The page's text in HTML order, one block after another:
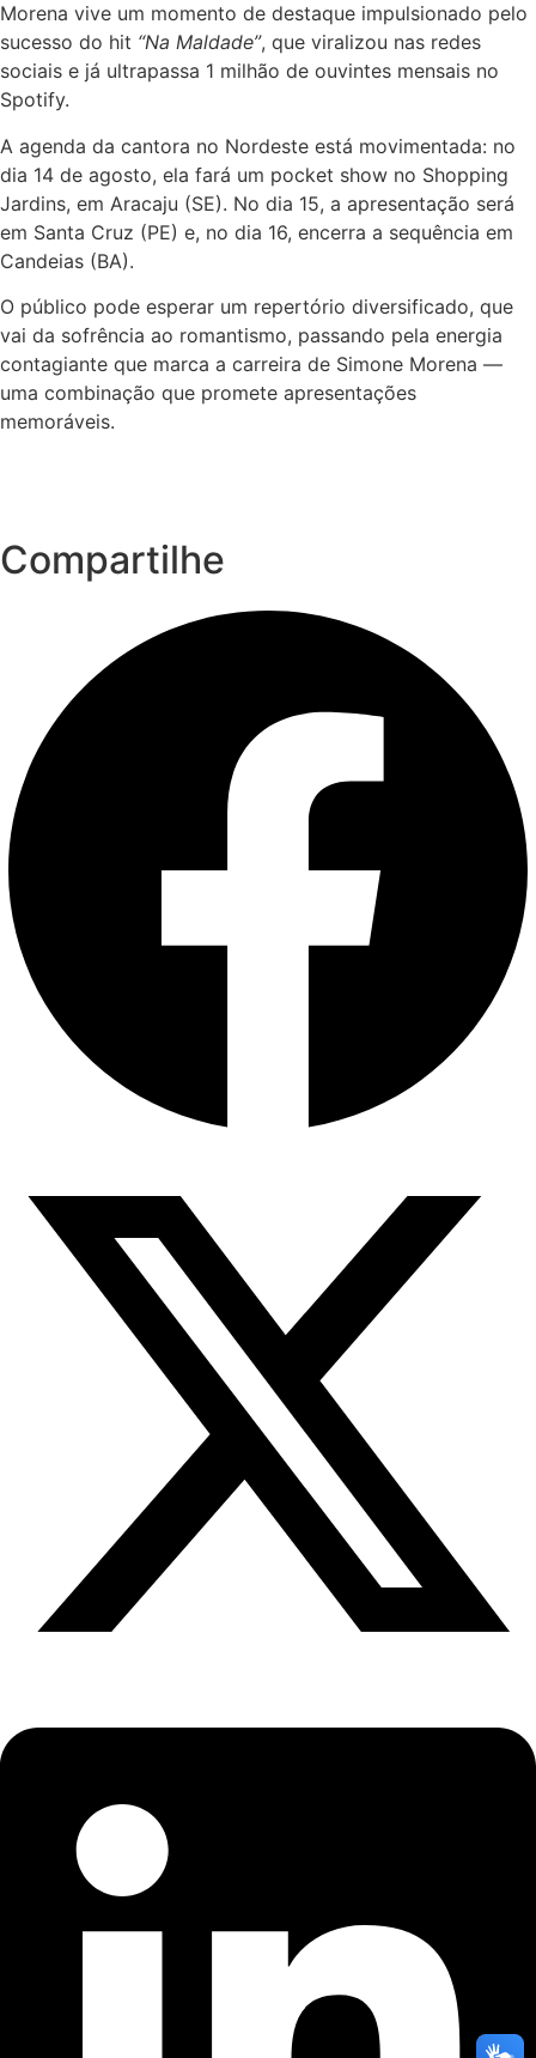
Morena vive um momento de destaque impulsionado pelo
sucesso do hit “Na Maldade”, que viralizou nas redes
sociais e já ultrapassa 1 milhão de ouvintes mensais no
Spotify.
A agenda da cantora no Nordeste está movimentada: no
dia 14 de agosto, ela fará um pocket show no Shopping
Jardins, em Aracaju (SE). No dia 15, a apresentação será
em Santa Cruz (PE) e, no dia 16, encerra a sequência em
Candeias (BA).
O público pode esperar um repertório diversificado, que
vai da sofrência ao romantismo, passando pela energia
contagiante que marca a carreira de Simone Morena —
uma combinação que promete apresentações
memoráveis.
Compartilhe